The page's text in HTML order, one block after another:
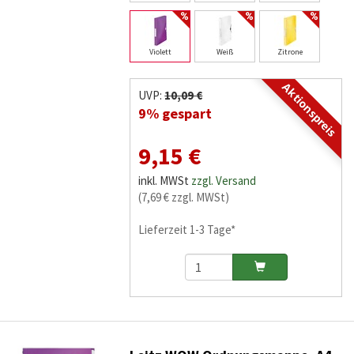
Violett Weiß Zitrone
Aktionspreis
UVP:10,09 €
9% gespart
9,15 €
inkl. MWSt zzgl. Versand
(7,69 € zzgl. MWSt)
Lieferzeit 1-3 Tage*